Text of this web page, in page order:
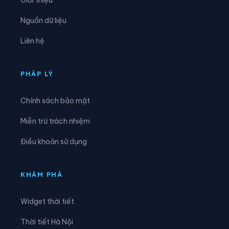
Xã Đắk Song
Xã Đông Giang
Nguồn dữ liệu
Liên hệ
PHÁP LÝ
Chính sách bảo mật
Miễn trừ trách nhiệm
Điều khoản sử dụng
KHÁM PHÁ
Widget thời tiết
Thời tiết Hà Nội